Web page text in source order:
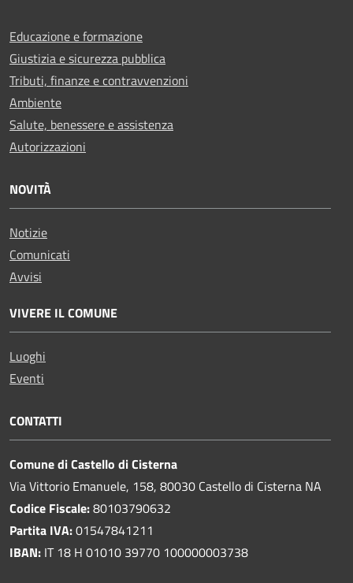
Educazione e formazione
Giustizia e sicurezza pubblica
Tributi, finanze e contravvenzioni
Ambiente
Salute, benessere e assistenza
Autorizzazioni
NOVITÀ
Notizie
Comunicati
Avvisi
VIVERE IL COMUNE
Luoghi
Eventi
CONTATTI
Comune di Castello di Cisterna
Via Vittorio Emanuele, 158, 80030 Castello di Cisterna NA
Codice Fiscale:80103790632
Partita IVA:01547841211
IBAN: IT 18 H 01010 39770 100000003738